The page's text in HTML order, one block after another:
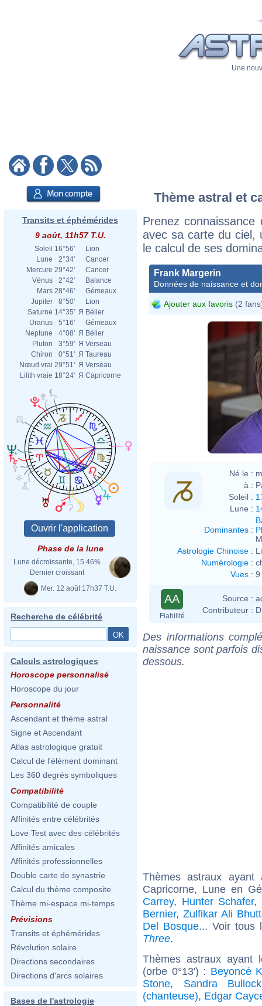
Une
Transits et éphémérides
9 août, 11h57 T.U.
Soleil 16°56'
Lion
Lune
2°34'
Cancer
Mercure 29°42'
Cancer
Vénus
2°42'
Balance
Mars 28°46'
Gémeaux
Jupiter
8°50'
Lion
Saturne 14°35' Я Bélier
Uranus
5°16'
Gémeaux
Neptune
4°08' Я Bélier
Pluton
3°59' Я Verseau
Chiron
0°51' Я Taureau
Nœud vrai 29°51' Я Verseau
Lilith vraie 18°24' Я Capricorne
Phase de la lune
Lune décroissante, 15.46%
Dernier croissant
Mer. 12 août 17h37 T.U.
Recherche de célébrité
Calculs astrologiques
Horoscope personnalisé
Horoscope du jour
Personnalité
Ascendant et thème astral
Signe et Ascendant
Atlas astrologique gratuit
Calcul de l'élément dominant
Les 360 degrés symboliques
Compatibilité
Compatibilité de couple
Affinités entre célébrités
Love Test avec des célébrités
Affinités amicales
Affinités professionnelles
Double carte de synastrie
Calcul du thème composite
Thème mi-espace mi-temps
Prévisions
Transits et éphémérides
Révolution solaire
Directions secondaires
Directions d'arcs solaires
Bases de l'astrologie
Thème astral et
Prenez
avec sa carte du ciel,
le calcul de ses
Frank Margerin
Données de naissance et
Ajouter aux favoris (2
Né le :
à :
Soleil :
Lune :
Dominantes :
Astrologie Chinoise :
Numérologie :
Vues : 9
AA
Fiabilité
Source :
Contributeur :
Des informations
naissance sont parfois
dessous.
Thèmes astraux
Capricorne, Lune en
Carrey, Hunter Schafer,
Bernier, Zulfikar Ali
Del Bosque... Voir tous
Three.
Thèmes astraux ayant
(orbe 0°13') : Beyoncé
Stone, Sandra Bullock
(chanteuse), Edgar